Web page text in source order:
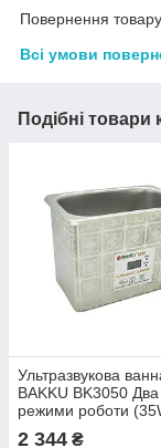
Повернення
Всі умови
Подібні товари
Ультразвукова
BAKKU BK3050 Два
режими роботи
50W), металевий
2 344 ₴